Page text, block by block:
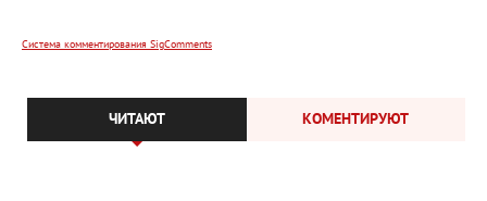
Система комментирования SigComments
ЧИТАЮТ КОМЕНТИРУЮТ